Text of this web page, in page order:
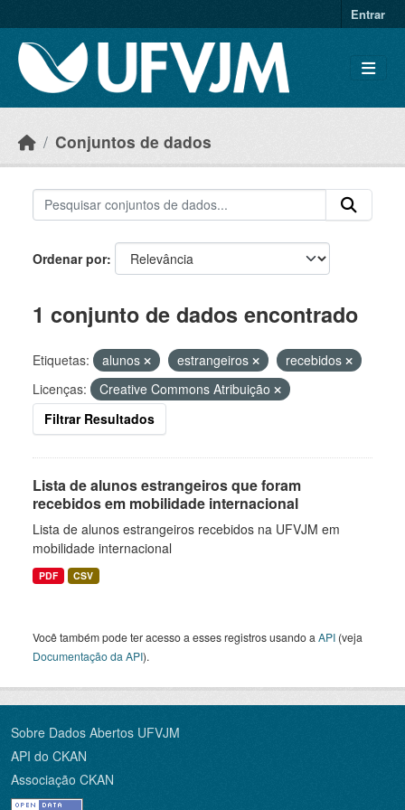
Entrar
Conjuntos de dados
Ordenar por
1 conjunto de dados encontrado
Etiquetas: alunos estrangeiros
recebidos
Licenças:
Creative Commons Atribuição
Filtrar Resultados
Lista de alunos estrangeiros que foram
recebidos em mobilidade internacional
Lista de alunos estrangeiros recebidos na UFVJM em
mobilidade internacional
PDF CSV
Você também pode ter acesso a esses registros usando a API (veja
Documentação da API).
Sobre Dados Abertos UFVJM
API do CKAN
Associação CKAN